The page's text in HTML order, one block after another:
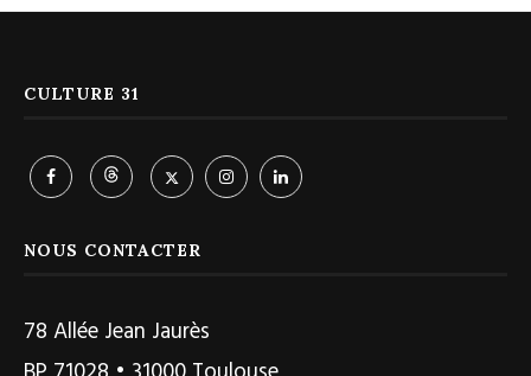
CULTURE 31
NOUS CONTACTER
78 Allée Jean Jaurès